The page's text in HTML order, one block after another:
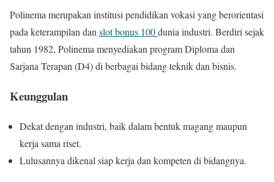
Polinema merupakan institusi pendidikan vokasi yang berorientasi
pada keterampilan dan slot bonus 100dunia industri. Berdiri sejak
tahun 1982, Polinema menyediakan program Diploma dan
Sarjana Terapan (D4) di berbagai bidang teknik dan bisnis.
Keunggulan
Dekat dengan industri, baik dalam bentuk magang maupun
kerja sama riset.
Lulusannya dikenal siap kerja dan kompeten di bidangnya.